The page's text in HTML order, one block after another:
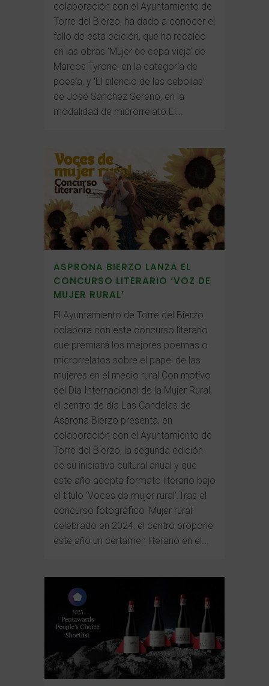
colaboración con el Ayuntamiento de
Torre del Bierzo, ha dado a conocer el
fallo de esta edición, que ha recaído
en las obras ‘Mujer de cepa vieja’ de
Marcos Tyrone, en la categoría de
poesía, y ‘El silencio de las cebollas’
de José Sánchez Sereno, en la
modalidad de microrrelato.El...
ASPRONA BIERZO LANZA EL
CONCURSO LITERARIO ‘VOZ DE
MUJER RURAL’
El Ayuntamiento de Torre del Bierzo
colabora con este concurso literario
que premiará los mejores poemas o
microrrelatos sobre el papel de las
mujeres en el medio rural.Con motivo
del Día Internacional de la Mujer Rural,
el centro de día Las Candelas de
Asprona Bierzo presenta, en
colaboración con el Ayuntamiento de
Torre del Bierzo, la segunda edición
de su iniciativa cultural anual y que
este año adopta formato literario bajo
el título ‘Voces de mujer rural’.Tras el
concurso fotográfico ‘Mujer rural’
celebrado en 2024, el centro propone
este año un certamen literario en el...